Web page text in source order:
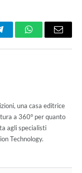
WhatsAppEmail
una casa editrice
a 360° per quanto
agli specialisti
Technology.